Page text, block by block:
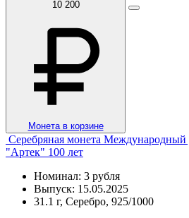
10 200
Монета в корзине
Серебряная монета Международный
"Артек" 100 лет
Номинал: 3 рубля
Выпуск: 15.05.2025
31.1 г, Серебро, 925/1000